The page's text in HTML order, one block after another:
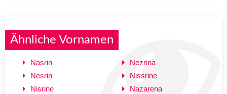
Ähnliche Vornamen
Nasrin
Nesrin
Nisrine
Nezrina
Nissrine
Nazarena